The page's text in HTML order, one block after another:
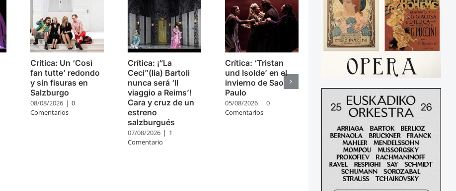
Crítica: Un ‘Così
fan tutte’ redondo
y sin fisuras en
Salzburgo
08/08/2026 | 0
Comentarios
Crítica: ¡“La
Ceci”(lia) Bartoli
nunca será ‘Il
viaggio a Reims’!
Cara y cruz de un
estreno
salzburgués
07/08/2026 | 1
Comentario
Crítica: ‘Tristan
und Isolde’ en el
invierno de Sao
Paulo
05/08/2026 | 0
Comentarios